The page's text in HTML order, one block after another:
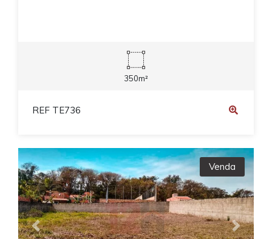
350m²
REF TE736
Previous Next
Venda